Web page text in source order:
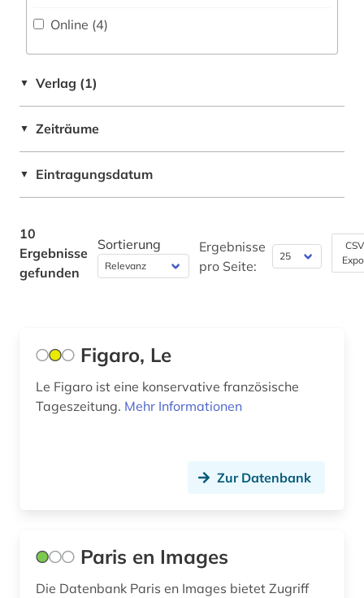
Online (4)
▼ Verlag (1)
▼ Zeiträume
▼ Eintragungsdatum
10
Ergebnisse
gefunden
Sortierung
Ergebnisse
pro Seite:
Figaro, Le
Le Figaro ist eine konservative französische
Tageszeitung. Mehr Informationen
Zur Datenbank
Paris en Images
Die Datenbank Paris en Images bietet Zugriff